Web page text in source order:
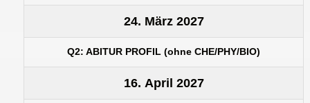
24. März 2027
Q2: ABITUR PROFIL (ohne CHE/PHY/BIO)
16. April 2027